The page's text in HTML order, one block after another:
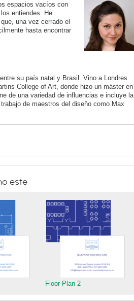
espacios vacíos con
entiendes. He
una vez cerrado el
hasta encontrar
su país natal y Brasil. Vino a Londres
College of Art, donde hizo un máster en
de una variedad de influencias e incluye la
de maestros del diseño como Max
este
Floor Plan 2